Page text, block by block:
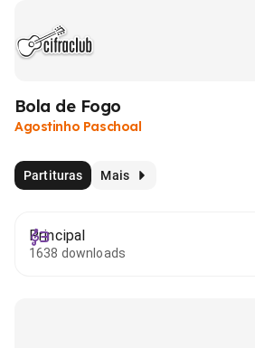
Bola de Fogo
Agostinho Paschoal
Partituras Mais
Principal
1638 downloads